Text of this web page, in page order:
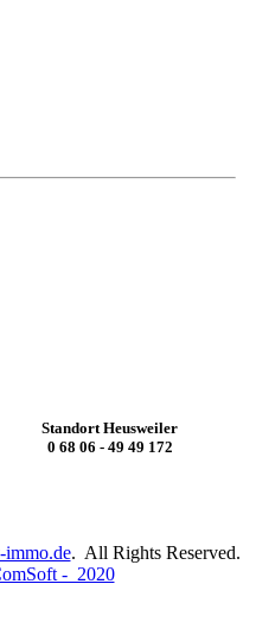
Standort Heusweiler
0 68 06 - 49 49 172
. All Rights Reserved.
- 2020